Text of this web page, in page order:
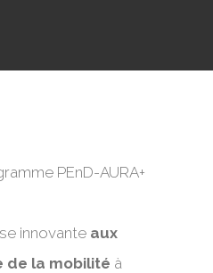
PEnD-AURA+
innovante aux
de la mobilité à